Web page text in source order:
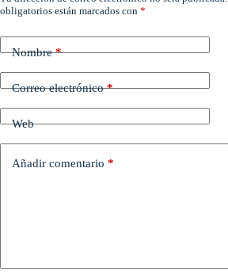
obligatorios están marcados con *
Nombre*
Correo electrónico*
Web
Añadir comentario *